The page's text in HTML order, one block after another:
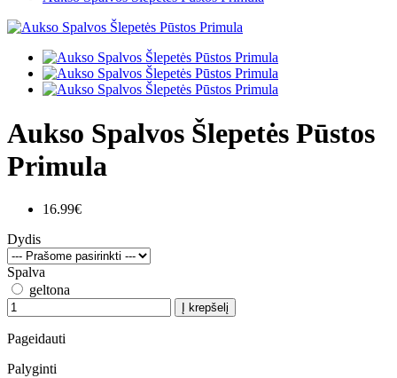
Aukso Spalvos Šlepetės Pūstos
Primula
16.99€
Dydis
Spalva
geltona
Į krepšelį
Pageidauti
Palyginti